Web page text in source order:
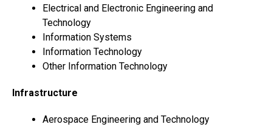
Electrical and Electronic Engineering and
Technology
Information Systems
Information Technology
Other Information Technology
Infrastructure
Aerospace Engineering and Technology